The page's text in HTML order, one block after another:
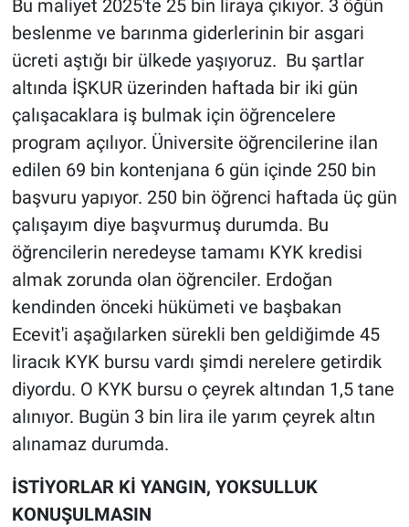
Bu maliyet 2025'te 25 bin liraya çıkıyor. 3 öğün
beslenme ve barınma giderlerinin bir asgari
ücreti aştığı bir ülkede yaşıyoruz. Bu şartlar
altında İŞKUR üzerinden haftada bir iki gün
çalışacaklara iş bulmak için öğrencelere
program açılıyor. Üniversite öğrencilerine ilan
edilen 69 bin kontenjana 6 gün içinde 250 bin
başvuru yapıyor. 250 bin öğrenci haftada üç gün
çalışayım diye başvurmuş durumda. Bu
öğrencilerin neredeyse tamamı KYK kredisi
almak zorunda olan öğrenciler. Erdoğan
kendinden önceki hükümeti ve başbakan
Ecevit'i aşağılarken sürekli ben geldiğimde 45
liracık KYK bursu vardı şimdi nerelere getirdik
diyordu. O KYK bursu o çeyrek altından 1,5 tane
alınıyor. Bugün 3 bin lira ile yarım çeyrek altın
alınamaz durumda.
İSTİYORLAR Kİ YANGIN, YOKSULLUK
KONUŞULMASIN